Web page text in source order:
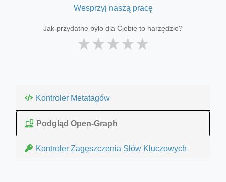
через 48 часов с гарантией 25 лет.
Wesprzyj naszą pracę
Jak przydatne było dla Ciebie to narzędzie?
★★★★★
Kontroler Metatagów
Podgląd Open-Graph
Kontroler Zagęszczenia Słów Kluczowych